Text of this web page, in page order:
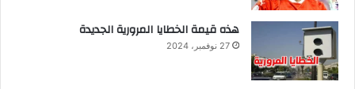
هذه قيمة الخطايا المرورية الجديدة
27 نوفمبر، 2024